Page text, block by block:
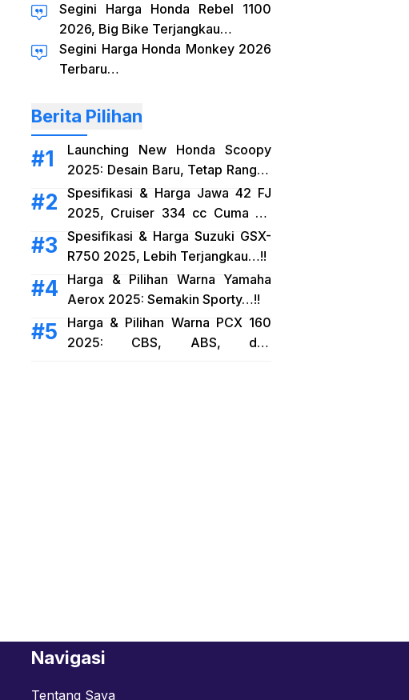
Segini Harga Honda Rebel 1100
2026, Big Bike Terjangkau…
Segini Harga Honda Monkey 2026
Terbaru…
Berita Pilihan
Launching New Honda Scoopy
2025: Desain Baru, Tetap Rangka
eSAF…!!
Spesifikasi & Harga Jawa 42 FJ
2025, Cruiser 334 cc Cuma 38
Jutaan…!!
Spesifikasi & Harga Suzuki GSX-
R750 2025, Lebih Terjangkau…!!
Harga & Pilihan Warna Yamaha
Aerox 2025: Semakin Sporty…!!
Harga & Pilihan Warna PCX 160
2025: CBS, ABS, dan
Navigasi
Tentang Saya